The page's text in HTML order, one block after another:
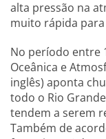
alta pressão na
muito rápida
No período entre
Oceânica e
inglês) aponta
todo o Rio
tendem a serem
Também de